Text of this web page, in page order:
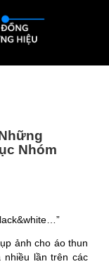
Nhóm
ảnh cho áo thun
nhiều lần trên các